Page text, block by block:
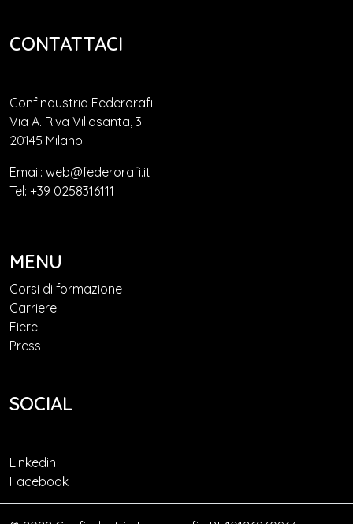
CONTATTACI
Confindustria Federorafi
Via A. Riva Villasanta, 3
20145 Milano
Email: web@federorafi.it
Tel: +39 0258316111
MENU
Corsi di formazione
Carriere
Fiere
Press
SOCIAL
Linkedin
Facebook